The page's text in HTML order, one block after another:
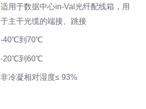
适用于数据中心in-Val光纤配线箱，用
于主干光缆的端接、跳接
-40℃到70℃
-20℃到60℃
非冷凝相对湿度≤ 93%